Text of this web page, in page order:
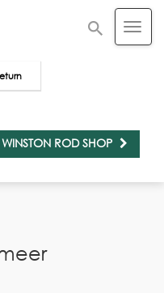
WINSTON ROD SHOP